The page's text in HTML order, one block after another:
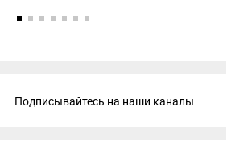
Подписывайтесь на наши каналы